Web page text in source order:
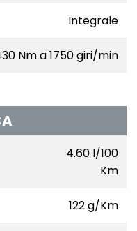
Integrale
Nm a 1750 giri/min
4.60 l/100
Km
122 g/Km